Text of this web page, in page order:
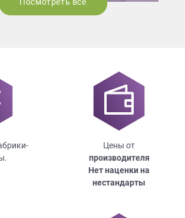
Посмотреть все
Цены от
производителя
Нет наценки на
нестандарты